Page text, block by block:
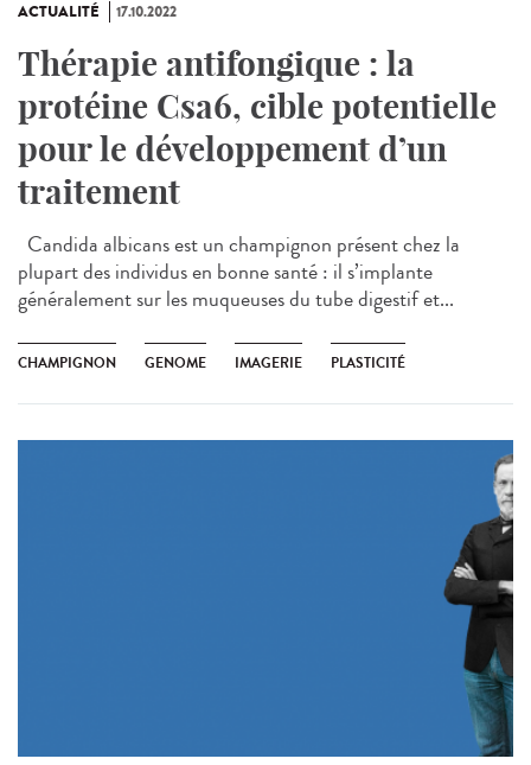
ACTUALITÉ 17.10.2022
Thérapie antifongique : la
protéine Csa6, cible potentielle
pour le développement d’un
traitement
Candida albicans est un champignon présent chez la
plupart des individus en bonne santé : il s’implante
généralement sur les muqueuses du tube digestif et...
CHAMPIGNON GENOME IMAGERIE PLASTICITÉ